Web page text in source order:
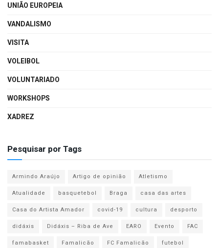
UNIÃO EUROPEIA
VANDALISMO
VISITA
VOLEIBOL
VOLUNTARIADO
WORKSHOPS
XADREZ
Pesquisar por Tags
Armindo Araújo Artigo de opinião
Atletismo
Atualidade
basquetebol Braga
casa das artes
Casa do Artista Amador
covid-19 cultura
desporto
didáxis
Didáxis – Riba de Ave EARO Evento
FAC
famabasket
Famalicão FC Famalicão
futebol